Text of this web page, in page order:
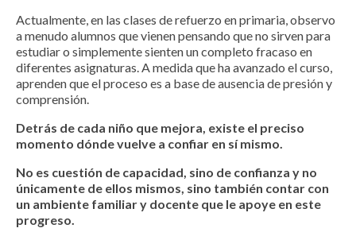
Actualmente, en las clases de refuerzo en primaria, observo
a menudo alumnos que vienen pensando que no sirven para
estudiar o simplemente sienten un completo fracaso en
diferentes asignaturas. A medida que ha avanzado el curso,
aprenden que el proceso es a base de ausencia de presión y
comprensión.
Detrás de cada niño que mejora, existe el preciso
momento dónde vuelve a confiar en sí mismo.
No es cuestión de capacidad, sino de confianza y no
únicamente de ellos mismos, sino también contar con
un ambiente familiar y docente que le apoye en este
progreso.